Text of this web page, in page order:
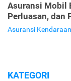
Asuransi Mobil
Perluasan, dan
Asuransi Kendaraan
KATEGORI